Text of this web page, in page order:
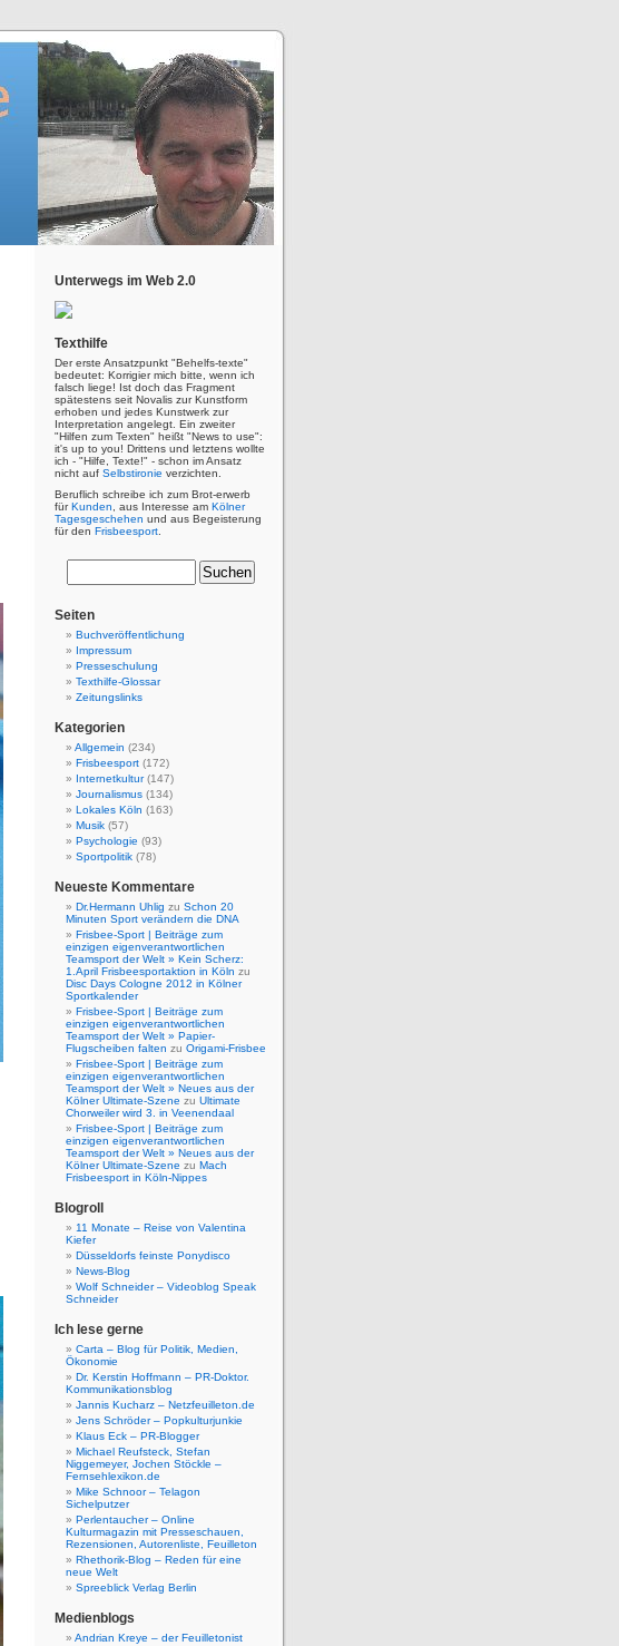
Unterwegs im Web 2.0
Texthilfe
Der erste Ansatzpunkt "Behelfs-texte"
bedeutet: Korrigier mich bitte, wenn ich
falsch liege! Ist doch das Fragment
spätestens seit Novalis zur Kunstform
erhoben und jedes Kunstwerk zur
Interpretation angelegt. Ein zweiter
"Hilfen zum Texten" heißt "News to use":
it's up to you! Drittens und letztens wollte
ich - "Hilfe, Texte!" - schon im Ansatz
nicht auf Selbstironie verzichten.
Beruflich schreibe ich zum Brot-erwerb
fürKunden , aus Interesse am Kölner
Tagesgeschehen und aus Begeisterung
für den Frisbeesport
Seiten
Buchveröffentlichung
Impressum
Presseschulung
Texthilfe-Glossar
Zeitungslinks
Kategorien
Allgemein (234)
Frisbeesport (172)
Internetkultur(147)
Journalismus (134)
Lokales Köln (163)
Musik (57)
Psychologie (93)
Sportpolitik (78)
Neueste Kommentare
Dr.Hermann Uhlig zu Schon 20
Minuten Sport verändern die DNA
Frisbee-Sport | Beiträge zum
einzigen eigenverantwortlichen
Teamsport der Welt » Kein Scherz:
1.April Frisbeesportaktion in Köln zu
Disc Days Cologne 2012 in Kölner
Sportkalender
Frisbee-Sport | Beiträge zum
einzigen eigenverantwortlichen
Teamsport der Welt » Papier-
Flugscheiben falten zu Origami-Frisbee
Frisbee-Sport | Beiträge zum
einzigen eigenverantwortlichen
Teamsport der Welt » Neues aus der
Kölner Ultimate-Szene zu Ultimate
Chorweiler wird 3. in Veenendaal
Frisbee-Sport | Beiträge zum
einzigen eigenverantwortlichen
Teamsport der Welt » Neues aus der
Kölner Ultimate-Szene zu Mach
Frisbeesport in Köln-Nippes
Blogroll
11 Monate – Reise von Valentina
Kiefer
Düsseldorfs feinste Ponydisco
News-Blog
Wolf Schneider – Videoblog Speak
Schneider
Ich lese gerne
Carta – Blog für Politik, Medien,
Ökonomie
Dr. Kerstin Hoffmann – PR-Doktor.
Kommunikationsblog
Jannis Kucharz – Netzfeuilleton.de
Jens Schröder – Popkulturjunkie
Klaus Eck – PR-Blogger
Michael Reufsteck, Stefan
Niggemeyer, Jochen Stöckle –
Fernsehlexikon.de
Mike Schnoor – Telagon
Sichelputzer
Perlentaucher – Online
Kulturmagazin mit Presseschauen,
Rezensionen, Autorenliste, Feuilleton
Rhethorik-Blog – Reden für eine
neue Welt
Spreeblick Verlag Berlin
Medienblogs
Andrian Kreye – der Feuilletonist